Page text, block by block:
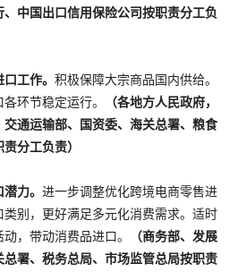
中国出口信用保险公司按职责分工负
工作。 积极保障大宗商品国内供给。
环节稳定运行。
（各地方人民政府，
通运输部、国资委、海关总署、粮食
分工负责）
力。 进一步调整优化跨境电商零售进
别，更好满足多元化消费需求。适时
，带动消费品进口。
（商务部、发展
署、税务总局、市场监管总局按职责